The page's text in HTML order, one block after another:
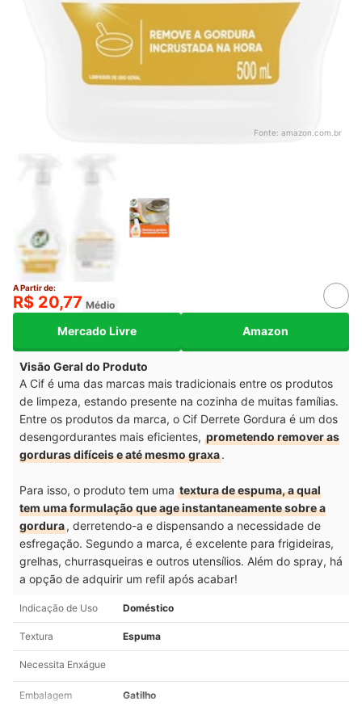
Fonte: amazon.com.br
A Partir de:
R$ 20,77 Médio
Mercado Livre Amazon
Visão Geral do Produto
A Cif é uma das marcas mais tradicionais entre os produtos
de limpeza, estando presente na cozinha de muitas famílias.
Entre os produtos da marca, o Cif Derrete Gordura é um dos
desengordurantes mais eficientes, prometendo remover as
gorduras difíceis e até mesmo graxa.
Para isso, o produto tem uma textura de espuma, a qual
tem uma formulação que age instantaneamente sobre a
gordura, derretendo-a e dispensando a necessidade de
esfregação. Segundo a marca, é excelente para frigideiras,
grelhas, churrasqueiras e outros utensílios. Além do spray, há
a opção de adquirir um refil após acabar!
Indicação de Uso Doméstico
Textura Espuma
Necessita Enxágue
Embalagem Gatilho